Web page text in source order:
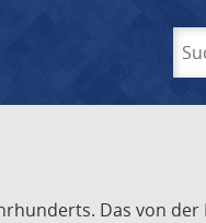
Das von der